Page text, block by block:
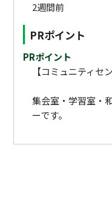
2週間前
PRポイント
PRポイント
【コミュニティセ
集会室・学習室・
ーです。